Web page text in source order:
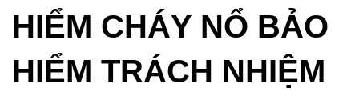
HIỂM CHÁY NỔ BẢO
HIỂM TRÁCH NHIỆM